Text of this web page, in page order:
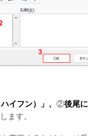
イフン）」、②後尾に
します。